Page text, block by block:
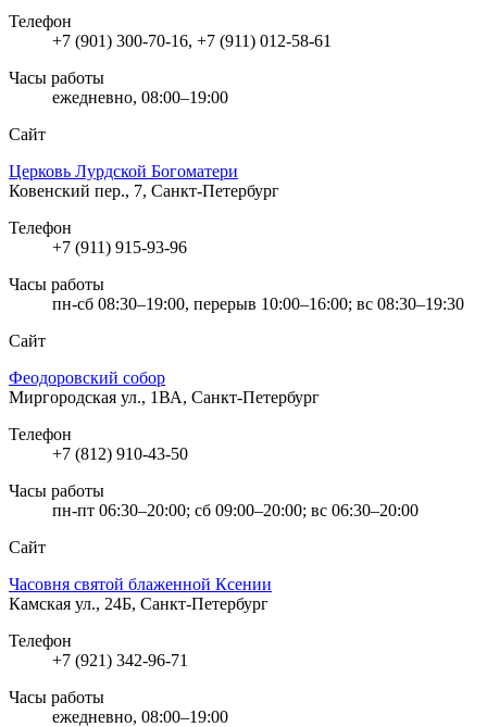
Телефон
+7 (901) 300-70-16, +7 (911) 012-58-61
Часы работы
ежедневно, 08:00–19:00
Сайт
Церковь Лурдской Богоматери
Ковенский пер., 7, Санкт-Петербург
Телефон
+7 (911) 915-93-96
Часы работы
пн-сб 08:30–19:00, перерыв 10:00–16:00; вс 08:30–19:30
Сайт
Феодоровский собор
Миргородская ул., 1ВА, Санкт-Петербург
Телефон
+7 (812) 910-43-50
Часы работы
пн-пт 06:30–20:00; сб 09:00–20:00; вс 06:30–20:00
Сайт
Часовня святой блаженной Ксении
Камская ул., 24Б, Санкт-Петербург
Телефон
+7 (921) 342-96-71
Часы работы
ежедневно, 08:00–19:00